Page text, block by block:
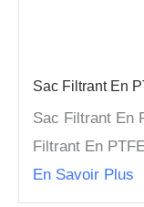
Sac Filtrant En
Sac Filtrant En
Filtrant En
En Savoir Plus